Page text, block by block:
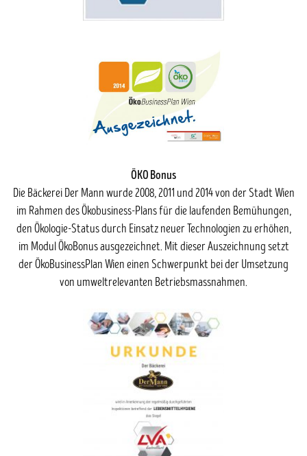
ÖKO Bonus
Die Bäckerei Der Mann wurde 2008, 2011 und 2014 von der Stadt Wien
im Rahmen des Ökobusiness-Plans für die laufenden Bemühungen,
den Ökologie-Status durch Einsatz neuer Technologien zu erhöhen,
im Modul ÖkoBonus ausgezeichnet. Mit dieser Auszeichnung setzt
der ÖkoBusinessPlan Wien einen Schwerpunkt bei der Umsetzung
von umweltrelevanten Betriebsmassnahmen.